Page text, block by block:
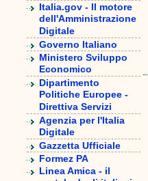
Italia.gov - Il motore
dell'Amministrazione
Digitale
Governo Italiano
Ministero Sviluppo
Economico
Dipartimento
Politiche Europee -
Direttiva Servizi
Agenzia per l'Italia
Digitale
Gazzetta Ufficiale
Formez PA
Linea Amica - il